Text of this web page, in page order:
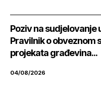
Poziv na sudjelovanje
Pravilnik o obveznom
projekata građevina...
04/08/2026